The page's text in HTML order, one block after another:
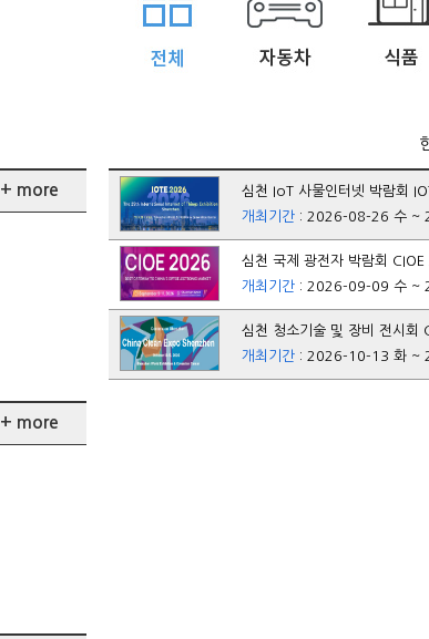
+ more
+ more
심천 IoT 사물인터넷 박람회
개최기간 : 2026-08-26 수 ~
심천 국제 광전자 박람회
개최기간 : 2026-09-09 수 ~
심천 청소기술 및 장비 전시
개최기간 : 2026-10-13 화 ~